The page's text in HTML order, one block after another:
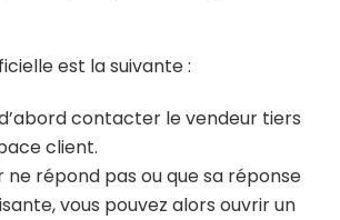
est la suivante :
contacter le vendeur tiers
client.
ne répond pas ou que sa réponse
vous pouvez alors ouvrir un